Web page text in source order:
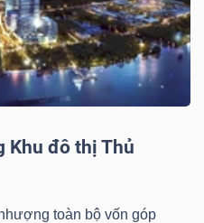
Khu đô thị Thủ
toàn bộ vốn góp